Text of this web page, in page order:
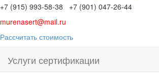
+7 (915) 993-58-38 +7 (901) 047-26-44
murenasert@mail.ru
Рассчитать стоимость
Услуги сертификации